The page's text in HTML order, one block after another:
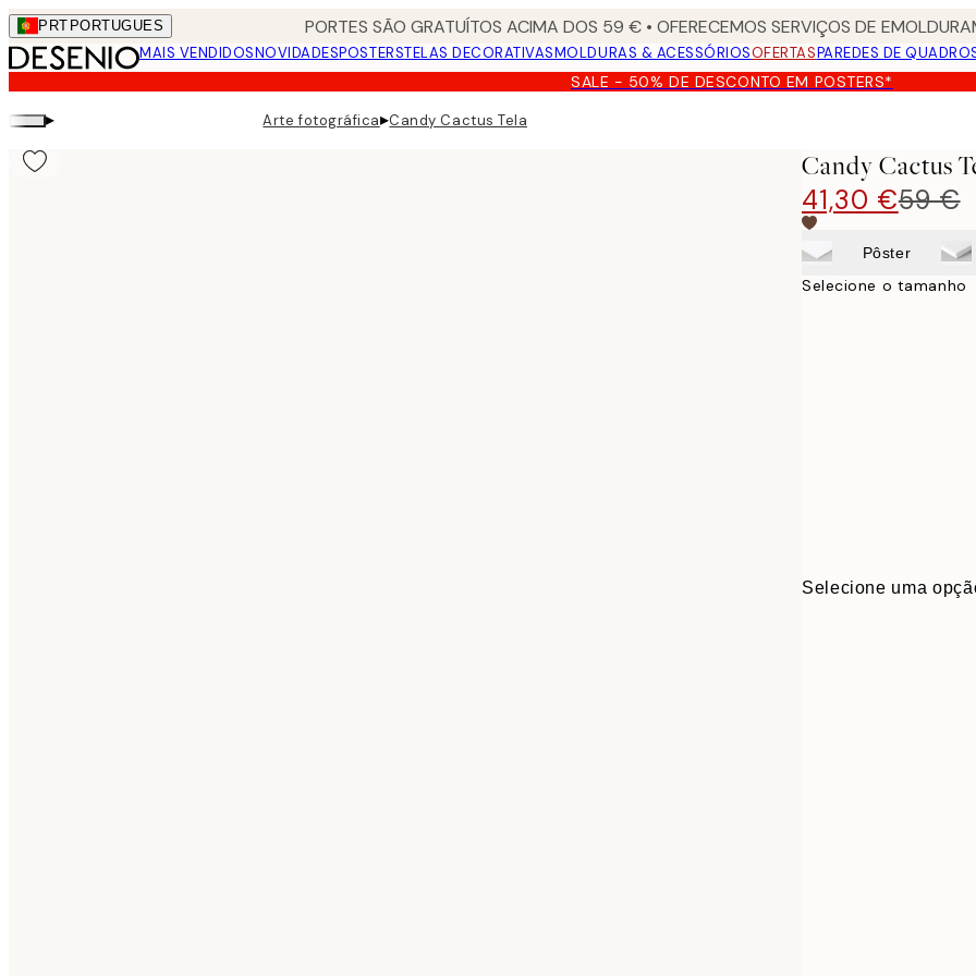
Skip
to
main
content.
PRT PORTUGUES PORTES SÃO GRATUÍTOS ACIMA DOS 59 € • OFERECEMOS SERVIÇOS DE
MAIS VENDIDOSNOVIDADESPOSTERSTELAS DECORATIVASMOLDURAS & ACESSÓRIOSOFERTASPAREDES DE
SALE - 50% DE DESCONTO EM POSTERS*
▸ Arte fotográfica▸Candy Cactus Tela
Candy Cactus
41,30 €59 €
Pôster
Selecione o tamanho
Selecione uma